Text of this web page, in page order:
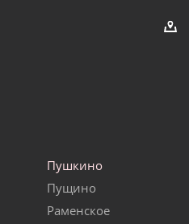
Пушкино
Пущино
Раменское